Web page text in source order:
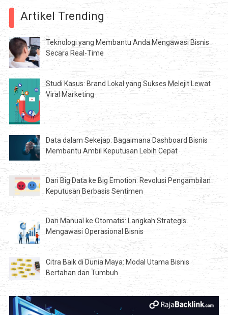
Artikel Trending
Teknologi yang Membantu Anda Mengawasi Bisnis
Secara Real-Time
Studi Kasus: Brand Lokal yang Sukses Melejit Lewat
Viral Marketing
Data dalam Sekejap: Bagaimana Dashboard Bisnis
Membantu Ambil Keputusan Lebih Cepat
Dari Big Data ke Big Emotion: Revolusi Pengambilan
Keputusan Berbasis Sentimen
Dari Manual ke Otomatis: Langkah Strategis
Mengawasi Operasional Bisnis
Citra Baik di Dunia Maya: Modal Utama Bisnis
Bertahan dan Tumbuh